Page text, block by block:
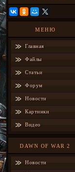
МЕНЮ
Главная
Файлы
Статьи
Форум
Новости
Картинки
Видео
DAWN OF WAR 2
Новости